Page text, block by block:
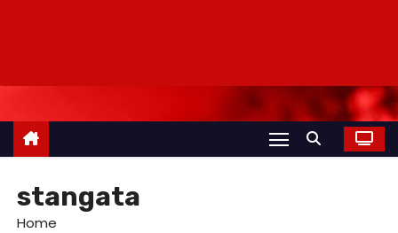
stangata
Home